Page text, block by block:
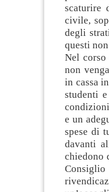
scaturire
civile,
degli
questi
Nel
non
in cassa
studenti
e un
spese di
davanti
chiedono